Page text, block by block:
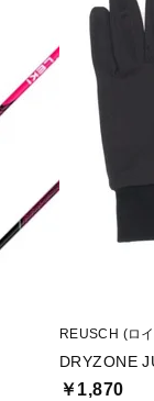
REUSCH (ロ
DRYZONE
￥1,870